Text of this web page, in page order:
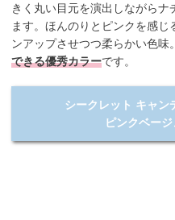
きく丸い目元を演出しながら
ます。ほんのりとピンクを感
ンアップさせつつ柔らかい色味
できる優秀カラーです。
シークレット キャン
ピンクベー